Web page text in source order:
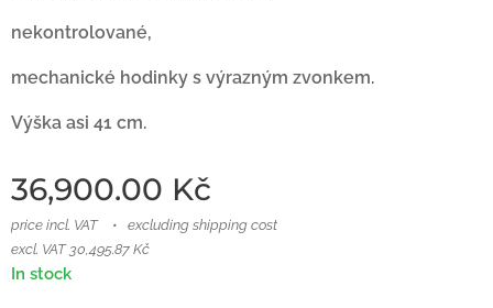
nekontrolované,
mechanické hodinky s výrazným zvonkem.
Výška asi 41 cm.
36,900.00 Kč
price incl. VAT
excluding shipping cost
excl. VAT 30,495.87 Kč
In stock